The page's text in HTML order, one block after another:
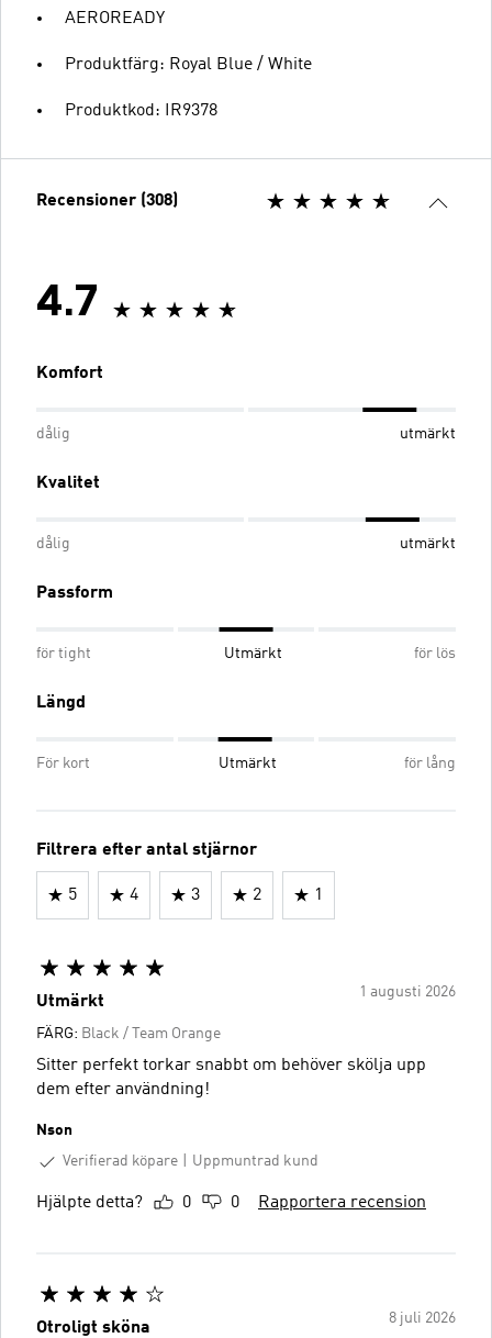
AEROREADY
Produktfärg: Royal Blue / White
Produktkod: IR9378
Recensioner (308)
4.7
Komfort
dålig utmärkt
Kvalitet
dålig utmärkt
Passform
för tight Utmärkt för lös
Längd
För kort Utmärkt för lång
Filtrera efter antal stjärnor
5 4 3 2 1
1 augusti 2026
Utmärkt
FÄRG: Black / Team Orange
Sitter perfekt torkar snabbt om behöver skölja upp
dem efter användning!
Nson
Verifierad köpare
Uppmuntrad kund
Hjälpte detta? 0 0 Rapportera recension
8 juli 2026
Otroligt sköna